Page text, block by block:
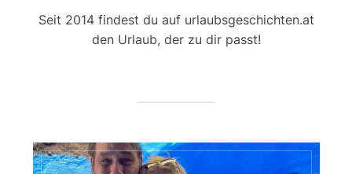
Seit 2014 findest du auf urlaubsgeschichten.at
den Urlaub, der zu dir passt!